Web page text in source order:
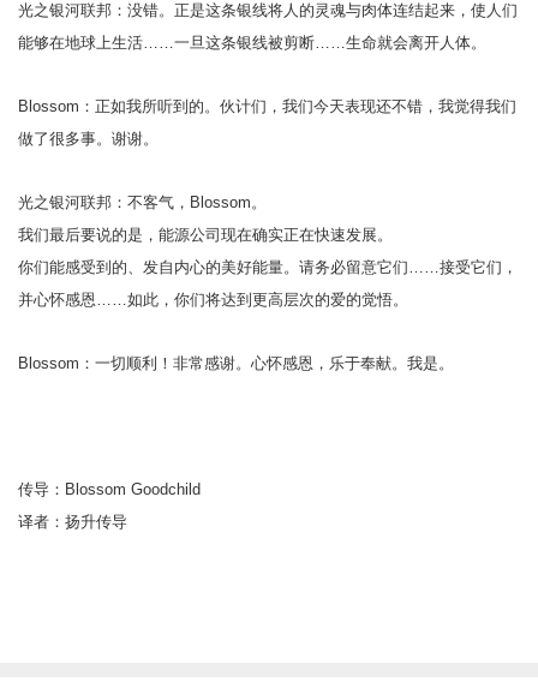
光之银河联邦：没错。正是这条银线将人的灵魂与肉体连结起来，使人们
能够在地球上生活……一旦这条银线被剪断……生命就会离开人体。
Blossom：正如我所听到的。伙计们，我们今天表现还不错，我觉得我们
做了很多事。谢谢。
光之银河联邦：不客气，Blossom。
我们最后要说的是，能源公司现在确实正在快速发展。
你们能感受到的、发自内心的美好能量。请务必留意它们……接受它们，
并心怀感恩……如此，你们将达到更高层次的爱的觉悟。
Blossom：一切顺利！非常感谢。心怀感恩，乐于奉献。我是。
传导：Blossom Goodchild
译者：扬升传导